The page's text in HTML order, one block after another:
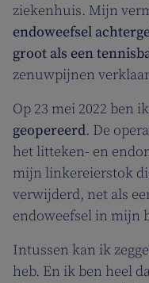
ziekenhuis. Mijn
endoweefsel
groot als een
zenuwpijnen
Op 23 mei 2022 ben
geopereerd. De
het litteken- en
mijn linkereierstok
verwijderd, net als
endoweefsel in mijn
Intussen kan ik
heb. En ik ben heel